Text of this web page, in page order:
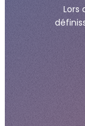
Lors